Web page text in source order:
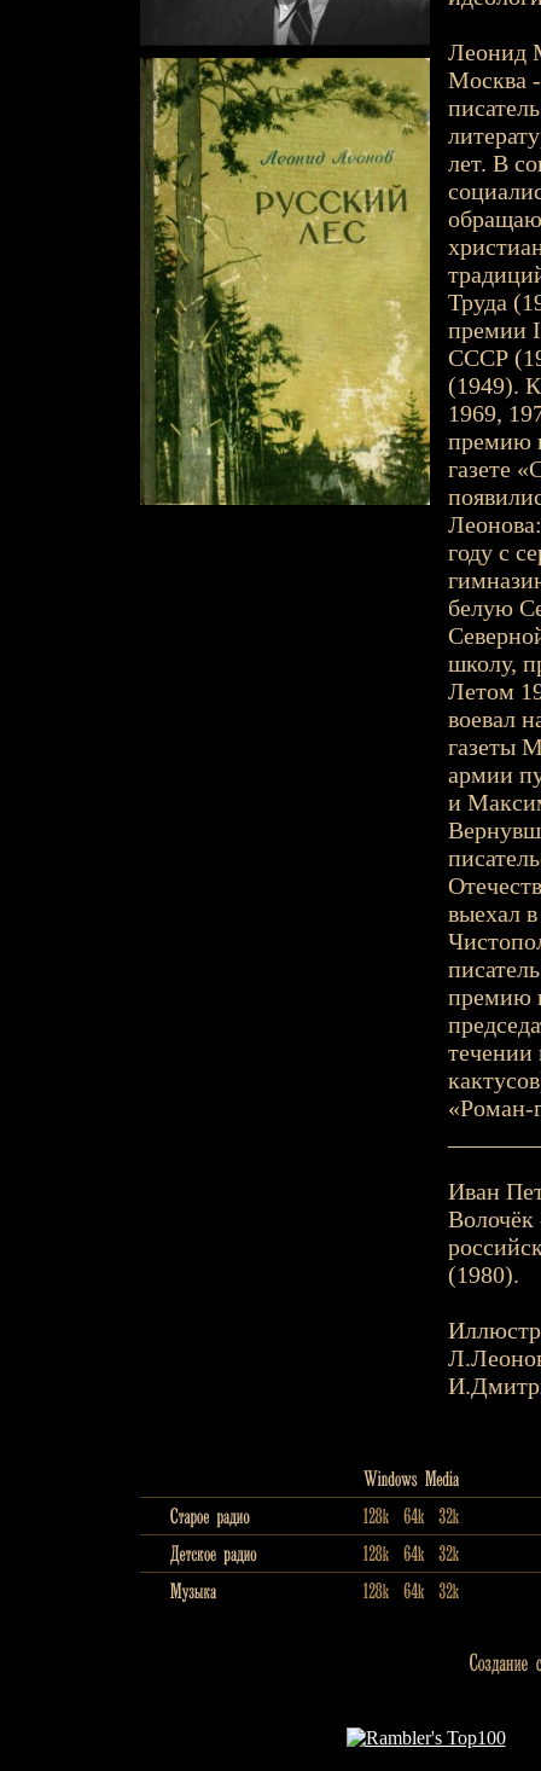
Леонид
Москва -
лет. В
Труда
премии I
СССР
(1949).
1969,
премию
газете
году с
белую
школу,
Летом
воевал
газеты
армии
и
выехал
премию
течении
«Роман-
Иван
Волочёк
(1980).